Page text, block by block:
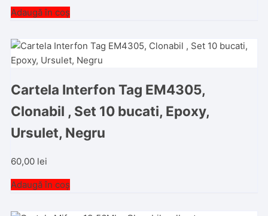
Adaugă în coș
Cartela Interfon Tag EM4305,
Clonabil , Set 10 bucati, Epoxy,
Ursulet, Negru
60,00 lei
Adaugă în coș